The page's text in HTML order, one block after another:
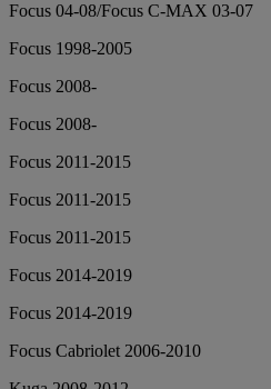
Focus 04-08/Focus C-MAX 03-07
Focus 1998-2005
Focus 2008-
Focus 2008-
Focus 2011-2015
Focus 2011-2015
Focus 2011-2015
Focus 2014-2019
Focus 2014-2019
Focus Cabriolet 2006-2010